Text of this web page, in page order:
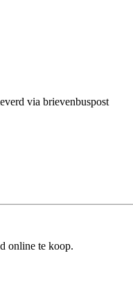
via brievenbuspost
online te koop.